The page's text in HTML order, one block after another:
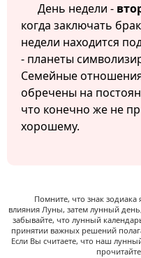
День недели -
когда заключать
недели находится
- планеты
Семейные
обречены на
что конечно же не
хорошему.
Помните, что знак
влияния Луны, затем лунный
забывайте, что лунный
принятии важных решений
Если Вы считаете, что наш
прочитайте